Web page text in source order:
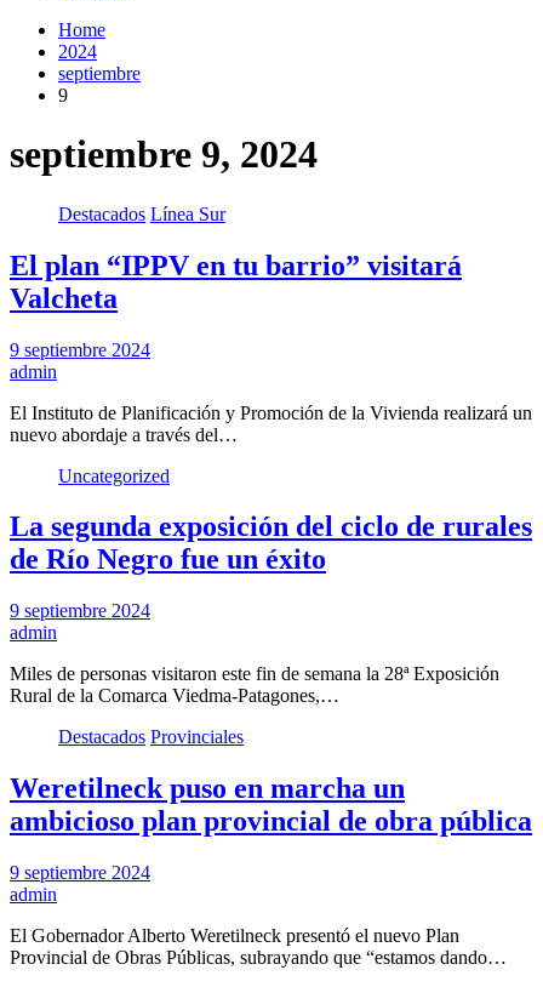
Home
2024
septiembre
9
septiembre 9, 2024
Destacados Línea Sur
El plan “IPPV en tu barrio” visitará
Valcheta
9 septiembre 2024
admin
El Instituto de Planificación y Promoción de la Vivienda realizará un
nuevo abordaje a través del…
Uncategorized
La segunda exposición del ciclo de rurales
de Río Negro fue un éxito
9 septiembre 2024
admin
Miles de personas visitaron este fin de semana la 28ª Exposición
Rural de la Comarca Viedma-Patagones,…
Destacados Provinciales
Weretilneck puso en marcha un
ambicioso plan provincial de obra pública
9 septiembre 2024
admin
El Gobernador Alberto Weretilneck presentó el nuevo Plan
Provincial de Obras Públicas, subrayando que “estamos dando…